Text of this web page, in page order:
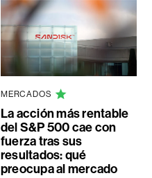
MERCADOS
La acción más rentable
del S&P 500 cae con
fuerza tras sus
resultados: qué
preocupa al mercado